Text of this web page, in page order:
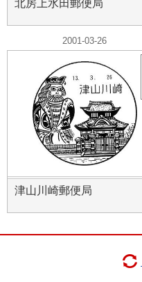
北房上水田郵便局
2001-03-26
津山川崎郵便局